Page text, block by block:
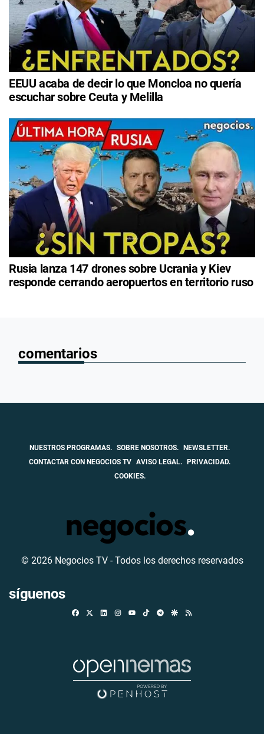
EEUU acaba de decir lo que Moncloa no quería
escuchar sobre Ceuta y Melilla
Rusia lanza 147 drones sobre Ucrania y Kiev
responde cerrando aeropuertos en territorio ruso
comentarios
NUESTROS PROGRAMAS. SOBRE NOSOTROS.
NEWSLETTER.
CONTACTAR CON NEGOCIOS TV AVISO LEGAL.
PRIVACIDAD.
COOKIES.
© 2026 Negocios TV - Todos los derechos reservados
síguenos
FacebookLinkedinInstagramTikTokTelegramGoogle Discover